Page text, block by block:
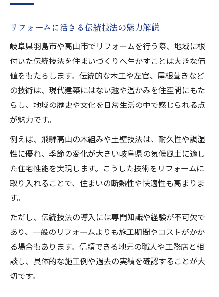
リフォームに活きる伝統技法の魅力解説
岐阜県羽島市や高山市でリフォームを行う際、地域に根
付いた伝統技法を住まいづくりへ生かすことは大きな価
値をもたらします。伝統的な木工や左官、屋根葺きなど
の技術は、現代建築にはない趣や温かみを住空間にもた
らし、地域の歴史や文化を日常生活の中で感じられる点
が魅力です。
例えば、飛騨高山の木組みや土壁技法は、耐久性や調湿
性に優れ、季節の変化が大きい岐阜県の気候風土に適し
た住宅性能を実現します。こうした技術をリフォームに
取り入れることで、住まいの断熱性や快適性も高まりま
す。
ただし、伝統技法の導入には専門知識や経験が不可欠で
あり、一般のリフォームよりも施工期間やコストがかか
る場合もあります。信頼できる地元の職人や工務店と相
談し、具体的な施工例や過去の実績を確認することが大
切です。